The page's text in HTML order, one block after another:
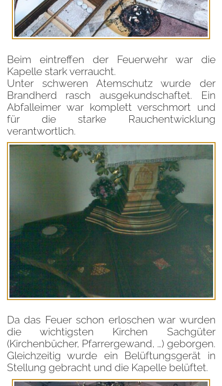
Beim eintreffen der Feuerwehr war die
Kapelle stark verraucht.
Unter schweren Atemschutz wurde der
Brandherd rasch ausgekundschaftet. Ein
Abfalleimer war komplett verschmort und
für die starke Rauchentwicklung
verantwortlich.
Da das Feuer schon erloschen war wurden
die wichtigsten Kirchen Sachgüter
(Kirchenbücher, Pfarrergewand, …) geborgen.
Gleichzeitig wurde ein Belüftungsgerät in
Stellung gebracht und die Kapelle belüftet.